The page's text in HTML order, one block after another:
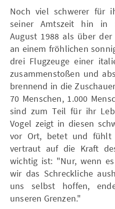
Noch viel schwerer für
seiner Amtszeit hin in
August 1988 als über der
an einem fröhlichen
drei Flugzeuge einer
zusammenstoßen und
brennend in die
70 Menschen, 1.000
sind zum Teil für ihr
Vogel zeigt in diesen
vor Ort, betet und fühlt
vertraut auf die Kraft
wichtig ist: "Nur, wenn
wir das Schreckliche
uns selbst hoffen,
unseren Grenzen."